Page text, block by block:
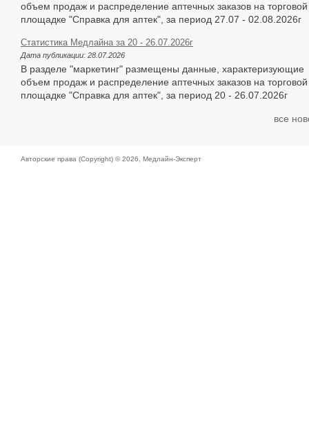
объем продаж и распределение аптечных заказов на торговой
площадке "Справка для аптек", за период 27.07 - 02.08.2026г
Статистика Медлайна за 20 - 26.07.2026г
Дата публикации: 28.07.2026
В разделе "маркетинг" размещены данные, характеризующие
объем продаж и распределение аптечных заказов на торговой
площадке "Справка для аптек", за период 20 - 26.07.2026г
все
Авторские права (Copyright) © 2026, Медлайн-Эксперт